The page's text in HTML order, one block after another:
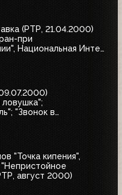
(РТР, 21.04.2000)
при
Национальная Интел
"Звонок в
"Точка кипения",
август 2000)